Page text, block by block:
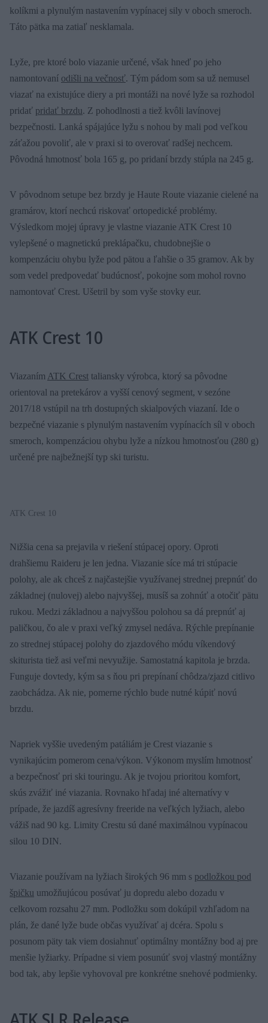
kolíkmi a plynulým nastavením vypínacej sily v oboch smeroch.
Táto pätka ma zatiaľ nesklamala.
Lyže, pre ktoré bolo viazanie určené, však hneď po jeho
namontovaní odišli na večnosť. Tým pádom som sa už nemusel
viazať na existujúce diery a pri montáži na nové lyže sa rozhodol
pridať pridať brzdu. Z pohodlnosti a tiež kvôli lavínovej
bezpečnosti. Lanká spájajúce lyžu s nohou by mali pod veľkou
záťažou povoliť, ale v praxi si to overovať radšej nechcem.
Pôvodná hmotnosť bola 165 g, po pridaní brzdy stúpla na 245 g.
V pôvodnom setupe bez brzdy je Haute Route viazanie cielené na
gramárov, ktorí nechcú riskovať ortopedické problémy.
Výsledkom mojej úpravy je vlastne viazanie ATK Crest 10
vylepšené o magnetickú preklápačku, chudobnejšie o
kompenzáciu ohybu lyže pod pätou a ľahšie o 35 gramov. Ak by
som vedel predpovedať budúcnosť, pokojne som mohol rovno
namontovať Crest. Ušetril by som vyše stovky eur.
ATK Crest 10
Viazaním ATK Crest taliansky výrobca, ktorý sa pôvodne
orientoval na pretekárov a vyšší cenový segment, v sezóne
2017/18 vstúpil na trh dostupných skialpových viazaní. Ide o
bezpečné viazanie s plynulým nastavením vypínacích síl v oboch
smeroch, kompenzáciou ohybu lyže a nízkou hmotnosťou (280 g)
určené pre najbežnejší typ ski turistu.
ATK Crest 10
Nižšia cena sa prejavila v riešení stúpacej opory. Oproti
drahšiemu Raideru je len jedna. Viazanie síce má tri stúpacie
polohy, ale ak chceš z najčastejšie využívanej strednej prepnúť do
základnej (nulovej) alebo najvyššej, musíš sa zohnúť a otočiť pätu
rukou. Medzi základnou a najvyššou polohou sa dá prepnúť aj
paličkou, čo ale v praxi veľký zmysel nedáva. Rýchle prepínanie
zo strednej stúpacej polohy do zjazdového módu víkendový
skiturista tiež asi veľmi nevyužije. Samostatná kapitola je brzda.
Funguje dovtedy, kým sa s ňou pri prepínaní chôdza/zjazd citlivo
zaobchádza. Ak nie, pomerne rýchlo bude nutné kúpiť novú
brzdu.
Napriek vyššie uvedeným patáliám je Crest viazanie s
vynikajúcim pomerom cena/výkon. Výkonom myslím hmotnosť
a bezpečnosť pri ski touringu. Ak je tvojou prioritou komfort,
skús zvážiť iné viazania. Rovnako hľadaj iné alternatívy v
prípade, že jazdíš agresívny freeride na veľkých lyžiach, alebo
vážiš nad 90 kg. Limity Crestu sú dané maximálnou vypínacou
silou 10 DIN.
Viazanie používam na lyžiach širokých 96 mm s podložkou pod
špičku umožňujúcou posúvať ju dopredu alebo dozadu v
celkovom rozsahu 27 mm. Podložku som dokúpil vzhľadom na
plán, že dané lyže bude občas využívať aj dcéra. Spolu s
posunom päty tak viem dosiahnuť optimálny montážny bod aj pre
menšie lyžiarky. Prípadne si viem posunúť svoj vlastný montážny
bod tak, aby lepšie vyhovoval pre konkrétne snehové podmienky.